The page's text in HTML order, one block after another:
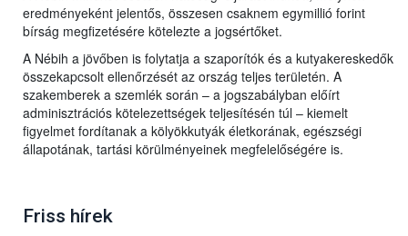
eredményeként jelentős, összesen csaknem egymillió forint
bírság megfizetésére kötelezte a jogsértőket.
A Nébih a jövőben is folytatja a szaporítók és a kutyakereskedők
összekapcsolt ellenőrzését az ország teljes területén. A
szakemberek a szemlék során – a jogszabályban előírt
adminisztrációs kötelezettségek teljesítésén túl – kiemelt
figyelmet fordítanak a kölyökkutyák életkorának, egészségi
állapotának, tartási körülményeinek megfelelőségére is.
Friss hírek